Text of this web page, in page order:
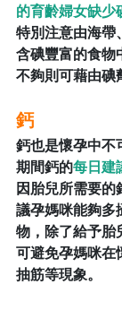
的育齡婦女缺少
特別注意由海帶
含碘豐富的食物
不夠則可藉由碘
鈣
鈣也是懷孕中不
期間鈣的每日建
因胎兒所需要
議孕媽咪能夠多
物，除了給予胎
可避免孕媽咪在
抽筋等現象。